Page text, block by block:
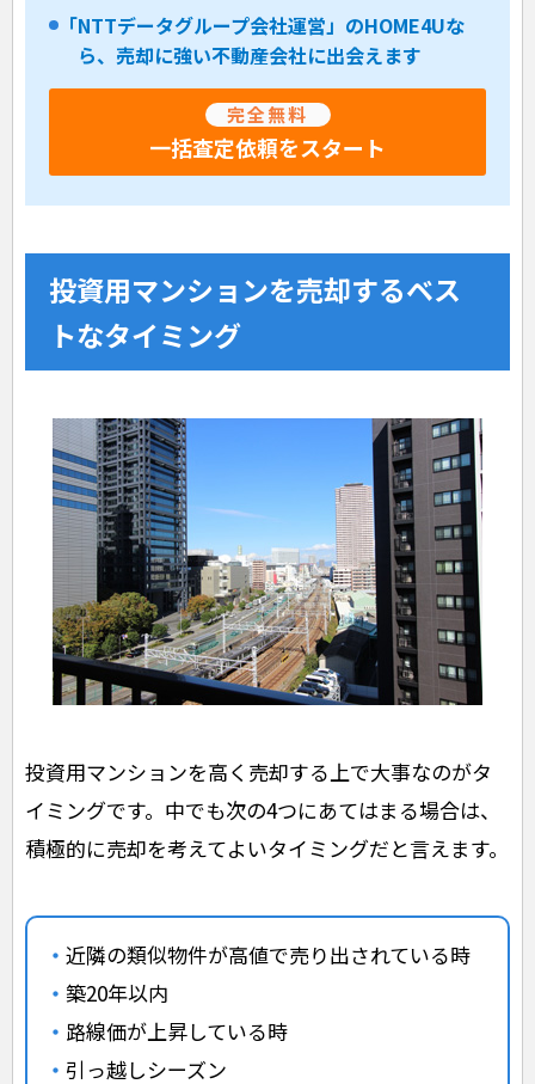
「NTTデータグループ会社運営」のHOME4Uな
ら、売却に強い不動産会社に出会えます
完全無料
一括査定依頼をスタート
投資用マンションを売却するベス
トなタイミング
投資用マンションを高く売却する上で大事なのがタ
イミングです。中でも次の4つにあてはまる場合は、
積極的に売却を考えてよいタイミングだと言えます。
近隣の類似物件が高値で売り出されている時
築20年以内
路線価が上昇している時
引っ越しシーズン